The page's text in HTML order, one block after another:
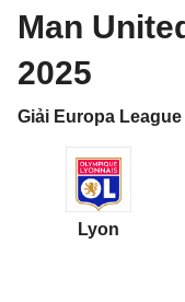
Man
2025
Giải Europa League
Lyon